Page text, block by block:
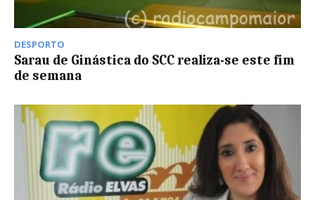
DESPORTO
Sarau de Ginástica do SCC realiza-se este fim
de semana